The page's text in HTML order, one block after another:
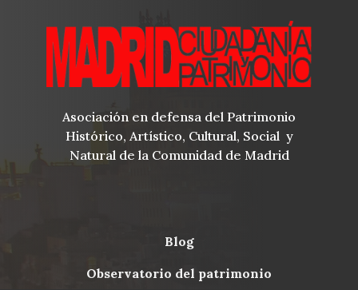
Asociación en defensa del Patrimonio
Histórico, Artístico, Cultural, Social y
Natural de la Comunidad de Madrid
Menu
blog
observatorio del patrimonio